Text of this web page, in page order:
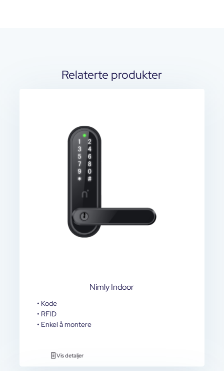
Relaterte produkter
Nimly Indoor
• Kode
• RFID
• Enkel å montere
Vis detaljer